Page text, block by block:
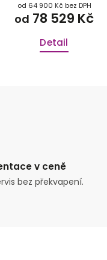
od 64 900 Kč bez DPH
od 78 529 Kč
Detail
v ceně
bez překvapení.